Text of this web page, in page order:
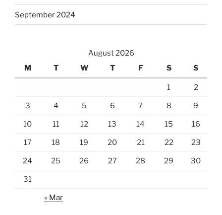
September 2024
August 2026
M
T W T F S S
1 2
3 4 5 6 7 8 9
10 11 12 13 14 15 16
17 18 19 20 21 22 23
24 25 26 27 28 29 30
31
« Mar